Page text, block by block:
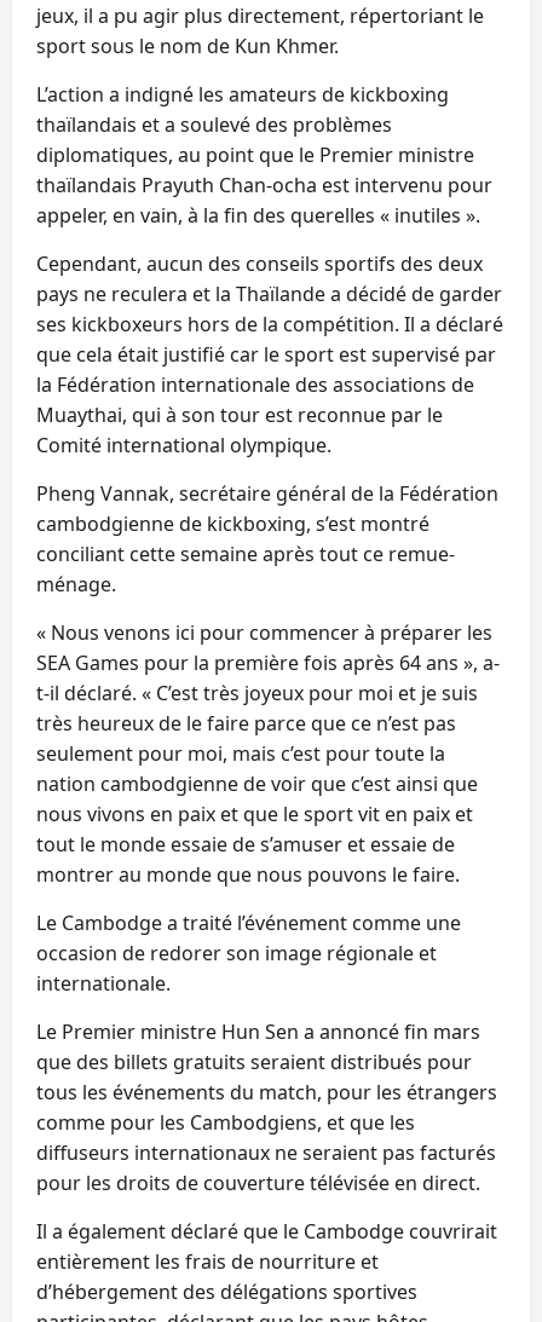
jeux, il a pu agir plus directement, répertoriant le
sport sous le nom de Kun Khmer.
L’action a indigné les amateurs de kickboxing
thaïlandais et a soulevé des problèmes
diplomatiques, au point que le Premier ministre
thaïlandais Prayuth Chan-ocha est intervenu pour
appeler, en vain, à la fin des querelles « inutiles ».
Cependant, aucun des conseils sportifs des deux
pays ne reculera et la Thaïlande a décidé de garder
ses kickboxeurs hors de la compétition. Il a déclaré
que cela était justifié car le sport est supervisé par
la Fédération internationale des associations de
Muaythai, qui à son tour est reconnue par le
Comité international olympique.
Pheng Vannak, secrétaire général de la Fédération
cambodgienne de kickboxing, s’est montré
conciliant cette semaine après tout ce remue-
ménage.
« Nous venons ici pour commencer à préparer les
SEA Games pour la première fois après 64 ans », a-
t-il déclaré. « C’est très joyeux pour moi et je suis
très heureux de le faire parce que ce n’est pas
seulement pour moi, mais c’est pour toute la
nation cambodgienne de voir que c’est ainsi que
nous vivons en paix et que le sport vit en paix et
tout le monde essaie de s’amuser et essaie de
montrer au monde que nous pouvons le faire.
Le Cambodge a traité l’événement comme une
occasion de redorer son image régionale et
internationale.
Le Premier ministre Hun Sen a annoncé fin mars
que des billets gratuits seraient distribués pour
tous les événements du match, pour les étrangers
comme pour les Cambodgiens, et que les
diffuseurs internationaux ne seraient pas facturés
pour les droits de couverture télévisée en direct.
Il a également déclaré que le Cambodge couvrirait
entièrement les frais de nourriture et
d’hébergement des délégations sportives